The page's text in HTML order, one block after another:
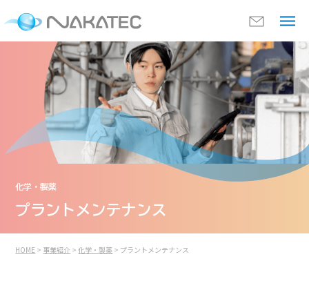
化学・製薬
プラントメンテナンス
HOME > 事業紹介 >化学・製薬 > プラントメンテナンス